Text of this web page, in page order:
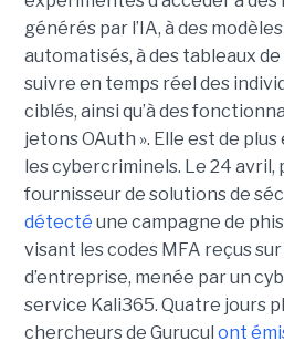
générés par l’IA, à des
automatisés, à des tableaux
suivre en temps réel des
ciblés, ainsi qu’à des
jetons OAuth ». Elle est de
les cybercriminels. Le 24 avril,
fournisseur de solutions de
détecté une campagne de
visant les codes MFA reçus
d’entreprise, menée par un
service Kali365. Quatre jours
chercheurs de Gurucul ont